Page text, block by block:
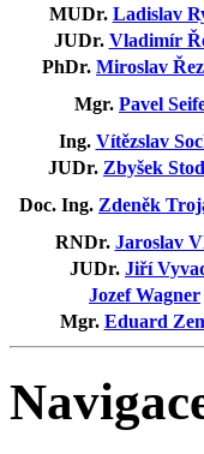
MUDr. Ladislav
JUDr. Vladimír
PhDr. Miroslav
Mgr. Pavel
Ing. Vítězslav
JUDr. Zbyšek
Doc. Ing. Zdeněk
RNDr. Jaroslav
JUDr. Jiří
Jozef Wagner
Mgr. Eduard